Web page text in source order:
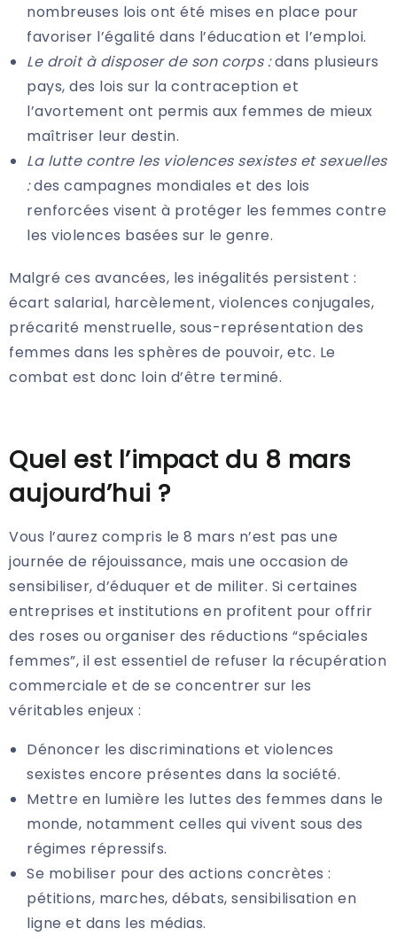
nombreuses lois ont été mises en place pour
favoriser l’égalité dans l’éducation et l’emploi.
Le droit à disposer de son corps :dans plusieurs
pays, des lois sur la contraception et
l’avortement ont permis aux femmes de mieux
maîtriser leur destin.
La lutte contre les violences sexistes et sexuelles
:des campagnes mondiales et des lois
renforcées visent à protéger les femmes contre
les violences basées sur le genre.
Malgré ces avancées, les inégalités persistent :
écart salarial, harcèlement, violences conjugales,
précarité menstruelle, sous-représentation des
femmes dans les sphères de pouvoir, etc. Le
combat est donc loin d’être terminé.
Quel est l’impact du 8 mars
aujourd’hui ?
Vous l’aurez compris le 8 mars n’est pas une
journée de réjouissance, mais une occasion de
sensibiliser, d’éduquer et de militer. Si certaines
entreprises et institutions en profitent pour offrir
des roses ou organiser des réductions “spéciales
femmes”, il est essentiel de refuser la récupération
commerciale et de se concentrer sur les
véritables enjeux :
Dénoncer les discriminations et violences
sexistes encore présentes dans la société.
Mettre en lumière les luttes des femmes dans le
monde, notamment celles qui vivent sous des
régimes répressifs.
Se mobiliser pour des actions concrètes :
pétitions, marches, débats, sensibilisation en
ligne et dans les médias.